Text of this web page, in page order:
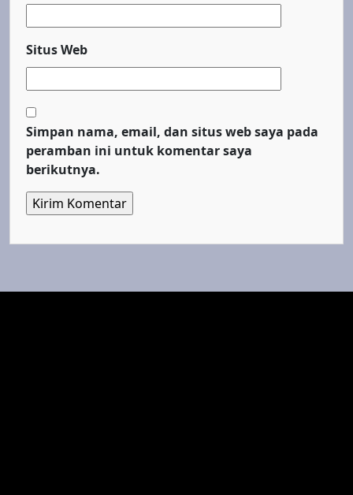
Situs Web
Simpan nama, email, dan situs web saya pada
peramban ini untuk komentar saya
berikutnya.